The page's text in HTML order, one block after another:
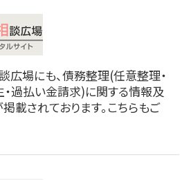
場にも、債務整理(任意整理・
過払い金請求)に関する情報及
載されております。こちらもご